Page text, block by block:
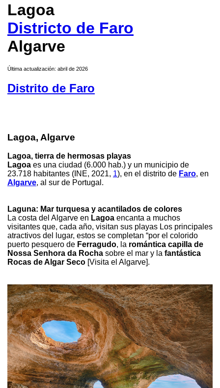
Lagoa
Districto de Faro
Algarve
Última actualización: abril de 2026
Distrito de Faro
Lagoa, Algarve
Lagoa, tierra de hermosas playas
Lagoa es una ciudad (6.000 hab.) y un municipio de
23.718 habitantes (INE, 2021, 1), en el distrito de Faro, en
Algarve, al sur de Portugal.
Laguna: Mar turquesa y acantilados de colores
La costa del Algarve en Lagoa encanta a muchos
visitantes que, cada año, visitan sus playas Los principales
atractivos del lugar, estos se completan “por el colorido
puerto pesquero de Ferragudo, la romántica capilla de
Nossa Senhora da Rocha sobre el mar y la fantástica
Rocas de Algar Seco [Visita el Algarve].